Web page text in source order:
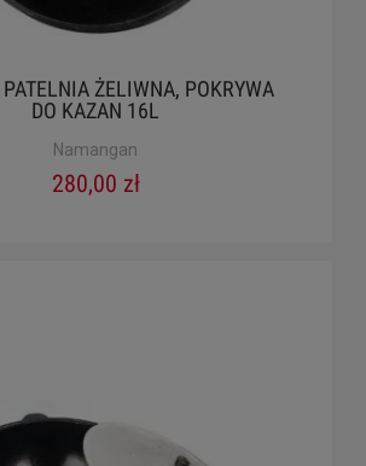
ŻELIWNA, POKRYWA
DO KAZAN 16L
Namangan
280,00 zł